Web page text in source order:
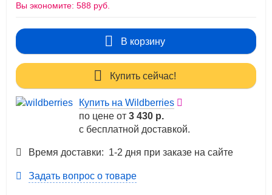
Вы экономите:588 руб.
В корзину
Купить сейчас!
Купить на Wildberries
по цене от3 430 р.
с бесплатной доставкой.
Время доставки: 1-2 дня при заказе на сайте
Задать вопрос о товаре